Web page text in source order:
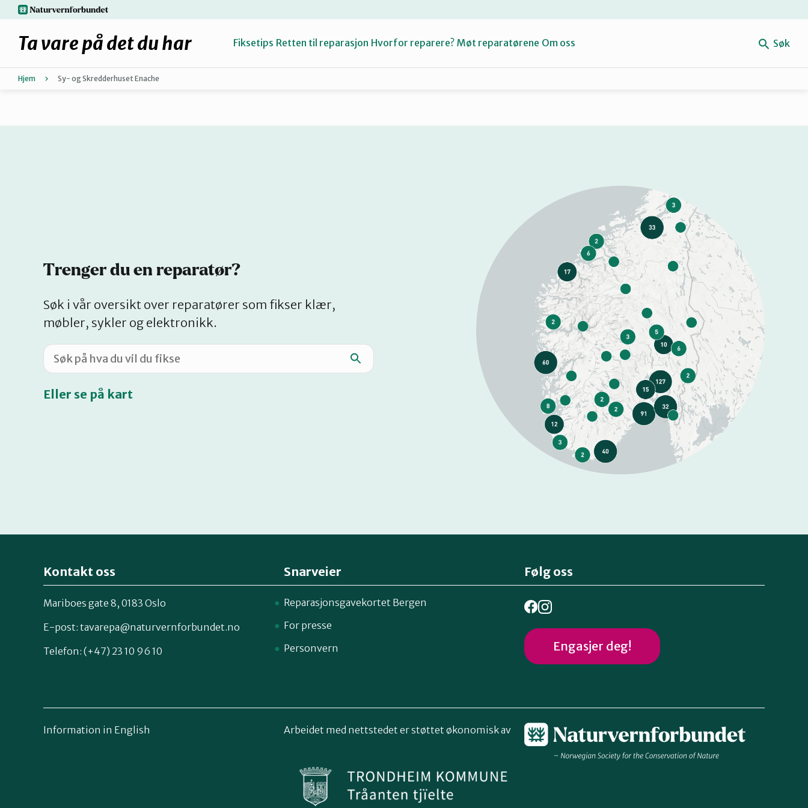
Hopp
til
hovedinnhold
Retten til reparasjon
naturvernforbundet.no
Ta vare på det du har Fiksetips Retten til reparasjon Hvorfor reparere? Møt reparatørene Om oss Søk
Hjem Sy- og Skredderhuset Enache
Trenger du en reparatør?
Søk i vår oversikt over reparatører som fikser klær,
møbler, sykler og elektronikk.
Eller se på kart
Kontakt oss
Mariboes gate 8, 0183 Oslo
E-post: tavarepa@naturvernforbundet.no
Telefon: (+47) 23 10 96 10
Snarveier
Reparasjonsgavekortet Bergen
For presse
Personvern
Følg oss
Engasjer deg!
Information in English Arbeidet med nettstedet er støttet økonomisk av